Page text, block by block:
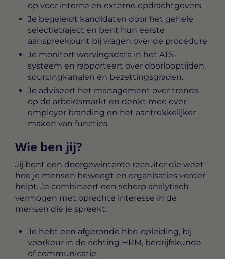
op voor interne en externe opdrachtgevers.
Je begeleidt kandidaten door het gehele
selectietraject en bent hun eerste
aanspreekpunt bij vragen over de procedure.
Je monitort wervingsdata in het ATS-
systeem en rapporteert over doorlooptijden,
sourcingkanalen en bezettingsgraden.
Je adviseert het management over trends
op de arbeidsmarkt en denkt mee over
employer branding en het aantrekkelijker
maken van functies.
Wie ben jij?
Jij bent een doorgewinterde recruiter die weet
hoe je mensen beweegt en organisaties verder
helpt. Je combineert een scherp analytisch
vermogen met oprechte interesse in de
mensen die je spreekt.
Je hebt een afgeronde hbo-opleiding, bij
voorkeur in de richting HRM, bedrijfskunde
of communicatie.